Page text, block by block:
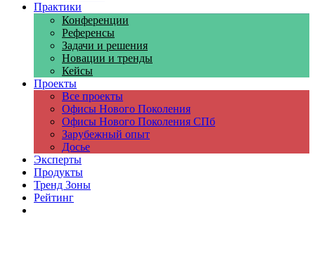
Практики
Конференции
Референсы
Задачи и решения
Новации и тренды
Кейсы
Проекты
Все проекты
Офисы Нового Поколения
Офисы Нового Поколения СПб
Зарубежный опыт
Досье
Эксперты
Продукты
Тренд Зоны
Рейтинг